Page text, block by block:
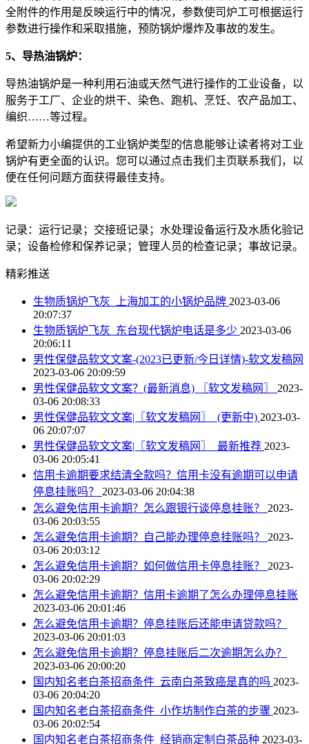
全附件的作用是反映运行中的情况，参数使司炉工可根据运行
参数进行操作和采取措施，预防锅炉爆炸及事故的发生。
5、导热油锅炉：
导热油锅炉是一种利用石油或天然气进行操作的工业设备，以
服务于工厂、企业的烘干、染色、跑机、烹饪、农产品加工、
编织……等过程。
希望新力小编提供的工业锅炉类型的信息能够让读者将对工业
锅炉有更全面的认识。您可以通过点击我们主页联系我们，以
便在任何问题方面获得最佳支持。
记录：运行记录；交接班记录；水处理设备运行及水质化验记
录；设备检修和保养记录；管理人员的检查记录；事故记录。
精彩推送
生物质锅炉飞灰_上海加工的小锅炉品牌 2023-03-06
20:07:37
生物质锅炉飞灰_东台现代锅炉电话是多少 2023-03-06
20:06:11
男性保健品软文文案-(2023已更新/今日详情)-软文发稿网
2023-03-06 20:09:59
男性保健品软文文案？(最新消息) 〖软文发稿网〗 2023-
03-06 20:08:33
男性保健品软文文案|〖软文发稿网〗_(更新中) 2023-03-
06 20:07:07
男性保健品软文文案|〖软文发稿网〗_最新推荐 2023-
03-06 20:05:41
信用卡逾期要求结清全款吗？信用卡没有逾期可以申请
停息挂账吗？ 2023-03-06 20:04:38
怎么避免信用卡逾期？怎么跟银行谈停息挂账？ 2023-
03-06 20:03:55
怎么避免信用卡逾期？自己能办理停息挂账吗？ 2023-
03-06 20:03:12
怎么避免信用卡逾期？如何做信用卡停息挂账？ 2023-
03-06 20:02:29
怎么避免信用卡逾期？信用卡逾期了怎么办理停息挂账
2023-03-06 20:01:46
怎么避免信用卡逾期？停息挂账后还能申请贷款吗？
2023-03-06 20:01:03
怎么避免信用卡逾期？停息挂账后二次逾期怎么办？
2023-03-06 20:00:20
国内知名老白茶招商条件_云南白茶致癌是真的吗 2023-
03-06 20:04:20
国内知名老白茶招商条件_小作坊制作白茶的步骤 2023-
03-06 20:02:54
国内知名老白茶招商条件_经销商定制白茶品种 2023-03-